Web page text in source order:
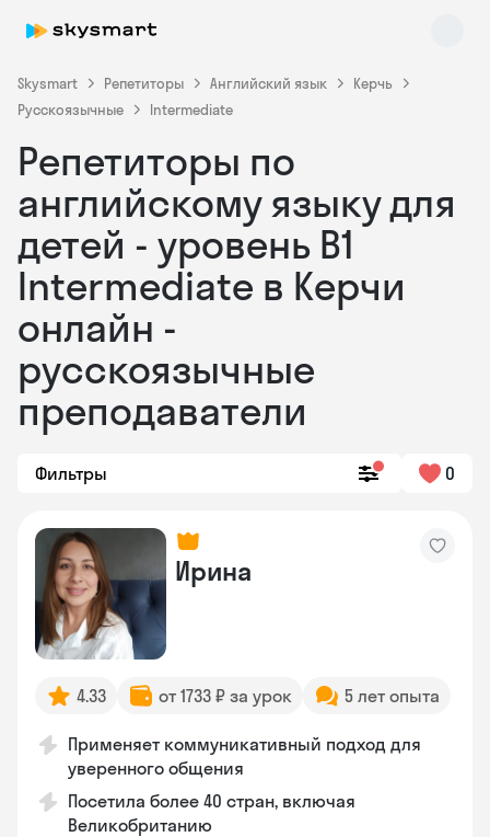
Skysmart Репетиторы Английский язык
Керчь
Русскоязычные
Intermediate
Репетиторы по
английскому языку для
детей - уровень B1
Intermediate в Керчи
онлайн -
русскоязычные
преподаватели
Фильтры 0
Ирина
4.33 от 1733 ₽ за урок 5 лет опыта
Применяет коммуникативный подход для
уверенного общения
Посетила более 40 стран, включая
Великобританию
Skysmart Chat